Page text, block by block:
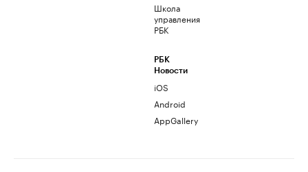
Школа
управления
РБК
РБК
Новости
iOS
Android
AppGallery